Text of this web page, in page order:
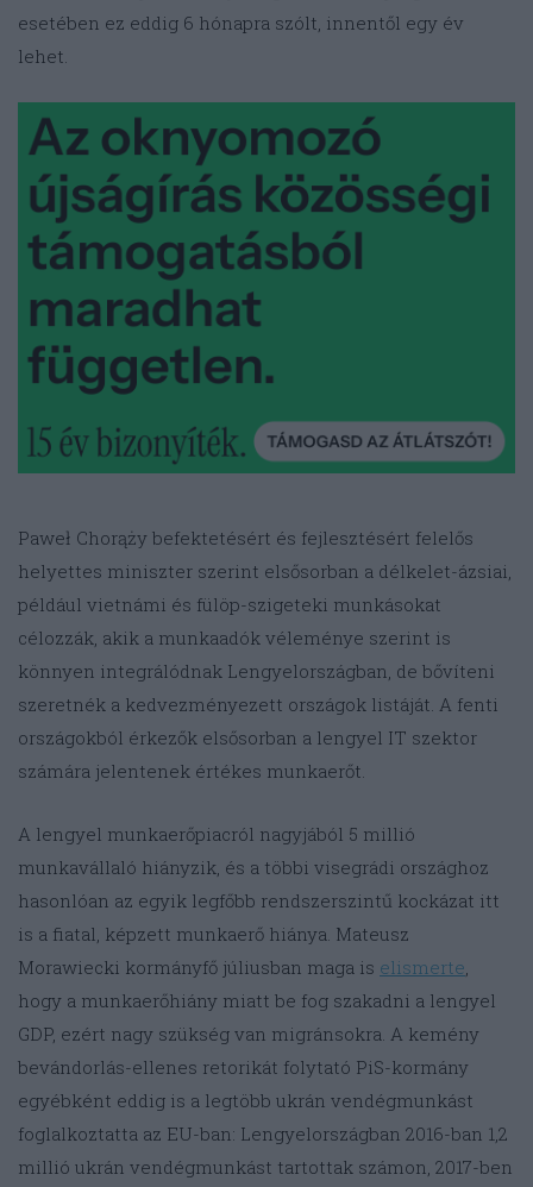
esetében ez eddig 6 hónapra szólt, innentől egy év
lehet.
Paweł Chorąży befektetésért és fejlesztésért felelős
helyettes miniszter szerint elsősorban a délkelet-ázsiai,
például vietnámi és fülöp-szigeteki munkásokat
célozzák, akik a munkaadók véleménye szerint is
könnyen integrálódnak Lengyelországban, de bővíteni
szeretnék a kedvezményezett országok listáját. A fenti
országokból érkezők elsősorban a lengyel IT szektor
számára jelentenek értékes munkaerőt.
A lengyel munkaerőpiacról nagyjából 5 millió
munkavállaló hiányzik, és a többi visegrádi országhoz
hasonlóan az egyik legfőbb rendszerszintű kockázat itt
is a fiatal, képzett munkaerő hiánya. Mateusz
Morawiecki kormányfő júliusban maga is elismerte,
hogy a munkaerőhiány miatt be fog szakadni a lengyel
GDP, ezért nagy szükség van migránsokra. A kemény
bevándorlás-ellenes retorikát folytató PiS-kormány
egyébként eddig is a legtöbb ukrán vendégmunkást
foglalkoztatta az EU-ban: Lengyelországban 2016-ban 1,2
millió ukrán vendégmunkást tartottak számon, 2017-ben